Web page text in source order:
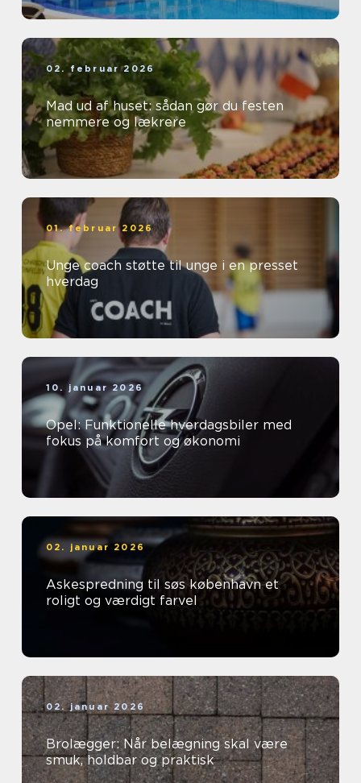
02. februar 2026
Mad ud af huset: sådan gør du festen
nemmere og lækrere
01. februar 2026
Unge coach støtte til unge i en presset
hverdag
10. januar 2026
Opel: Funktionelle hverdagsbiler med
fokus på komfort og økonomi
02. januar 2026
Askespredning til søs københavn et
roligt og værdigt farvel
02. januar 2026
Brolægger: Når belægning skal være
smuk, holdbar og praktisk